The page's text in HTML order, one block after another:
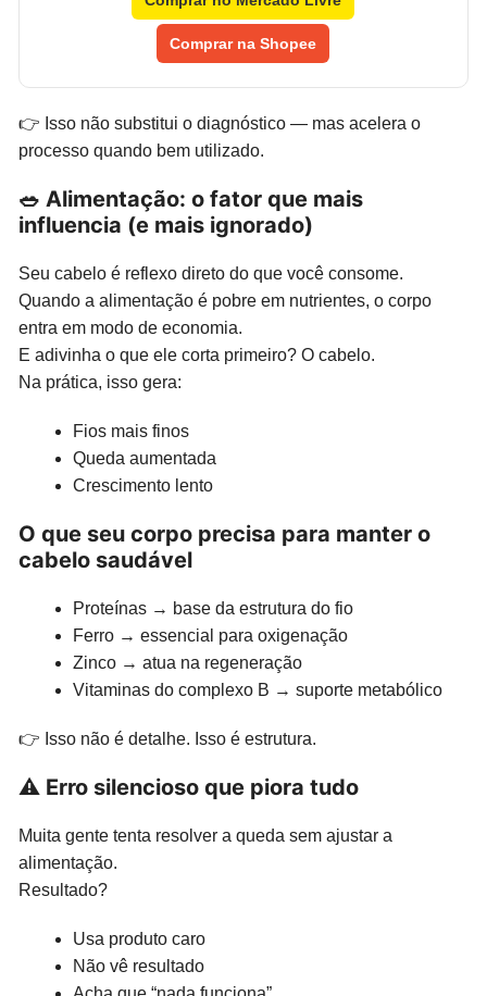
Comprar na Shopee
👉 Isso não substitui o diagnóstico — mas acelera o
processo quando bem utilizado.
🥗 Alimentação: o fator que mais
influencia (e mais ignorado)
Seu cabelo é reflexo direto do que você consome.
Quando a alimentação é pobre em nutrientes, o corpo
entra em modo de economia.
E adivinha o que ele corta primeiro? O cabelo.
Na prática, isso gera:
Fios mais finos
Queda aumentada
Crescimento lento
O que seu corpo precisa para manter o
cabelo saudável
Proteínas → base da estrutura do fio
Ferro → essencial para oxigenação
Zinco → atua na regeneração
Vitaminas do complexo B → suporte metabólico
👉 Isso não é detalhe. Isso é estrutura.
⚠️ Erro silencioso que piora tudo
Muita gente tenta resolver a queda sem ajustar a
alimentação.
Resultado?
Usa produto caro
Não vê resultado